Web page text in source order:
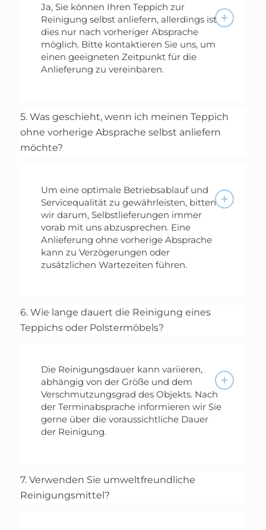
Ja, Sie können Ihren Teppich zur
Reinigung selbst anliefern, allerdings ist
dies nur nach vorheriger Absprache
möglich. Bitte kontaktieren Sie uns, um
einen geeigneten Zeitpunkt für die
Anlieferung zu vereinbaren.
5. Was geschieht, wenn ich meinen Teppich
ohne vorherige Absprache selbst anliefern
möchte?
Um eine optimale Betriebsablauf und
Servicequalität zu gewährleisten, bitten
wir darum, Selbstlieferungen immer
vorab mit uns abzusprechen. Eine
Anlieferung ohne vorherige Absprache
kann zu Verzögerungen oder
zusätzlichen Wartezeiten führen.
6. Wie lange dauert die Reinigung eines
Teppichs oder Polstermöbels?
Die Reinigungsdauer kann variieren,
abhängig von der Größe und dem
Verschmutzungsgrad des Objekts. Nach
der Terminabsprache informieren wir Sie
gerne über die voraussichtliche Dauer
der Reinigung.
7. Verwenden Sie umweltfreundliche
Reinigungsmittel?